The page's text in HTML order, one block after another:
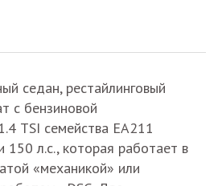
седан, рестайлинговый
с бензиновой
TSI семейства EA211
л.с., которая работает в
«механикой» или